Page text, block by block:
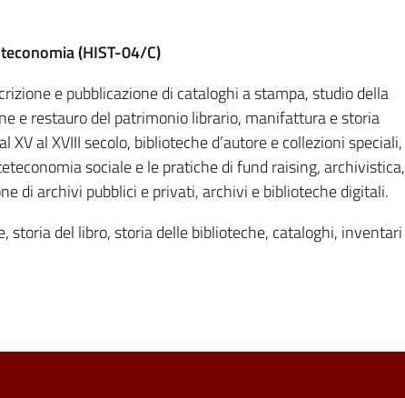
(HIST-04/C)
e pubblicazione di cataloghi a stampa, studio della
e restauro del patrimonio librario, manifattura e storia
al XVIII secolo, biblioteche d’autore e collezioni speciali,
sociale e le pratiche di fund raising, archivistica,
di archivi pubblici e privati, archivi e biblioteche digitali.
storia del libro, storia delle biblioteche, cataloghi, inventari